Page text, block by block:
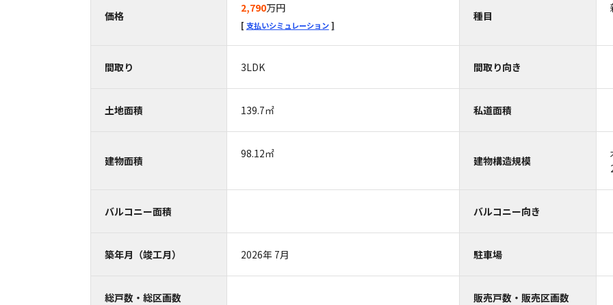
価格
2,790万円
支払いシミュレーション
種目
間取り 3LDK 間取り向き
土地面積 139.7㎡ 私道面積
建物面積
98.12㎡
建物構造規模
バルコニー面積 バルコニー向き
築年月（竣工月） 2026年 7月 駐車場
総戸数・総区画数 販売戸数・販売区画数